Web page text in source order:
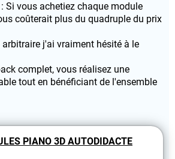
: Si vous achetiez chaque module
coûterait plus du quadruple du prix
arbitraire j'ai vraiment hésité à le
complet, vous réalisez une
tout en bénéficiant de l'ensemble
PIANO 3D AUTODIDACTE